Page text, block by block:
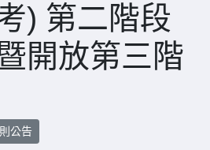
) 第二階段
開放第三階
公告